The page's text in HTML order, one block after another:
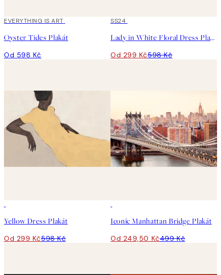
EVERYTHING IS ART
Oyster Tides Plakát
Od 598 Kč
50%*
SS24
Lady in White Floral Dress Plakát
Od 299 Kč598 Kč
Yellow Dress Plakát
Od 299 Kč598 Kč
Iconic Manhattan Bridge Plakát
Od 249,50 Kč499 Kč